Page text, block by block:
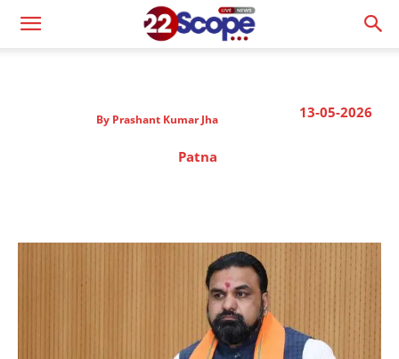
13-05-2026
By Prashant Kumar Jha
Patna